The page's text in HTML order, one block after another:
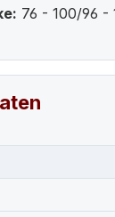
76 - 100/96 -